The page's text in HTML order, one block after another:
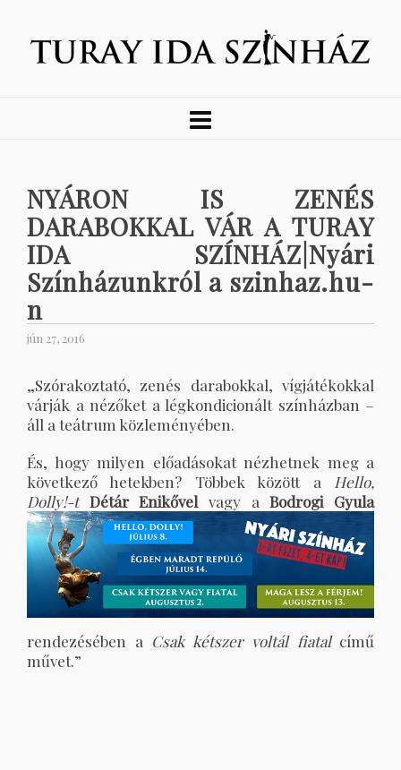
NYÁRON IS ZENÉS
DARABOKKAL VÁR A TURAY
IDA SZÍNHÁZ|Nyári
Színházunkról a szinhaz.hu-
n
jún 27, 2016
„Szórakoztató, zenés darabokkal, vígjátékokkal
várják a nézőket a légkondicionált színházban –
áll a teátrum közleményében.
És, hogy milyen előadásokat nézhetnek meg a
következő hetekben? Többek között a Hello,
Dolly!-t Détár Enikővel vagy aBodrogi Gyula
rendezésében a Csak kétszer voltál fiatalcímű
művet.”